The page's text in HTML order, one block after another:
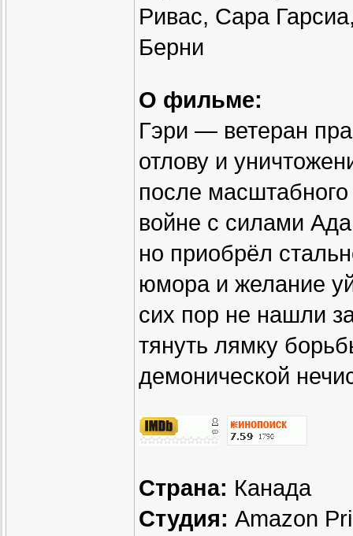
Ривас, Сара
Берни
О фильме:
Гэри — ветеран
отлову и
после
войне с силами
но приобрёл
юмора и желание
сих пор не нашли
тянуть лямку
демонической
Страна: Канада
Студия: Amazon